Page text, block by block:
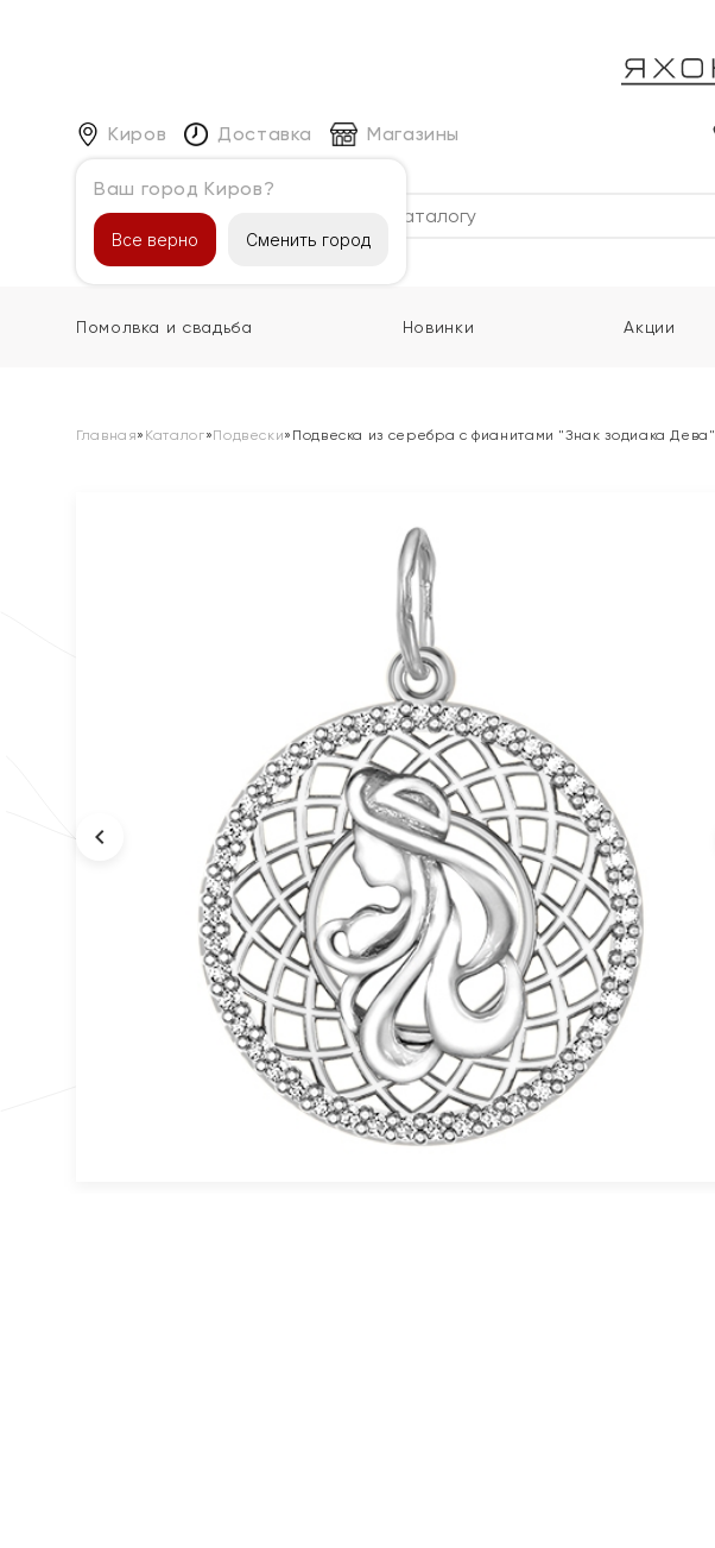
Киров
Ваш город Киров?
Все верно Сменить город
Доставка Магазины
Каталог
Помолвка и свадьба Новинки Акции
Главная» Каталог»Подвески» Подвеска из серебра с фианитами "Знак зодиака Дева"